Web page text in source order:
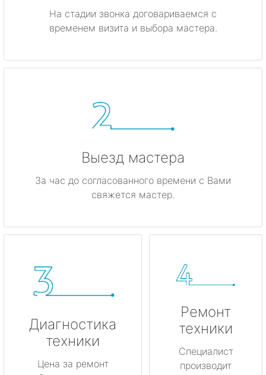
На стадии звонка договариваемся с
временем визита и выбора мастера.
Выезд мастера
За час до согласованного времени с Вами
свяжется мастер.
Диагностика
техники
Цена за ремонт
Ремонт
техники
Специалист
производит